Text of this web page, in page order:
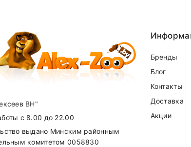
ВН"
с 8.00 до 22.00
выдано Минским районным
комитетом 0058830
Бренды
Блог
Контакты
Доставка
Акции